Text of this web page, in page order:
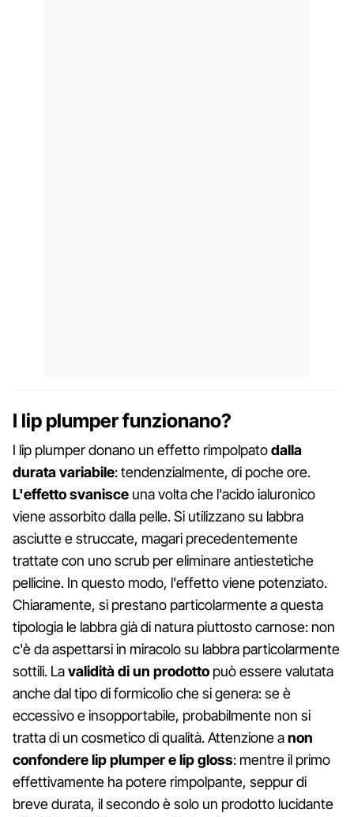
I lip plumper funzionano?
I lip plumper donano un effetto rimpolpatodalla
durata variabile: tendenzialmente, di poche ore.
L'effetto svanisce una volta che l'acido ialuronico
viene assorbito dalla pelle. Si utilizzano su labbra
asciutte e struccate, magari precedentemente
trattate con uno scrub per eliminare antiestetiche
pellicine. In questo modo, l'effetto viene potenziato.
Chiaramente, si prestano particolarmente a questa
tipologia le labbra già di natura piuttosto carnose: non
c'è da aspettarsi in miracolo su labbra particolarmente
sottili. Lavalidità di un prodotto può essere valutata
anche dal tipo di formicolio che si genera: se è
eccessivo e insopportabile, probabilmente non si
tratta di un cosmetico di qualità. Attenzione anon
confondere lip plumper e lip gloss: mentre il primo
effettivamente ha potere rimpolpante, seppur di
breve durata, il secondo è solo un prodotto lucidante